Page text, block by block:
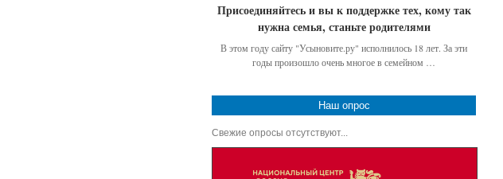
Присоединяйтесь и вы к поддержке тех, кому так
нужна семья, станьте родителями
В этом году сайту "Усыновите.ру" исполнилось 18 лет. За эти
годы произошло очень многое в семейном …
Наш опрос
Свежие опросы отсутствуют...